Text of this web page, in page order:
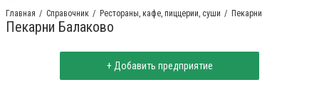
Главная Справочник Рестораны, кафе, пиццерии, суши Пекарни
Пекарни Балаково
+ Добавить предприятие